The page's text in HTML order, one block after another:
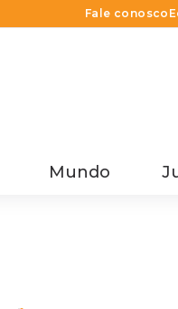
Fale conosco
Mundo